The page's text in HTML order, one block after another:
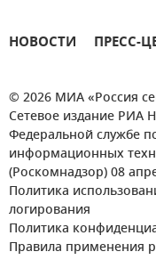
НОВОСТИ ПРЕСС-
© 2026 МИА «Россия
Сетевое издание РИА
Федеральной службе
информационных
(Роскомнадзор) 08
Политика
логирования
Политика
Правила применения